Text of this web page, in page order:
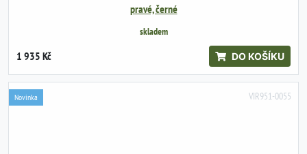
pravé, černé
skladem
1 935 Kč DO KOŠÍKU
VIR951-0055
Novinka